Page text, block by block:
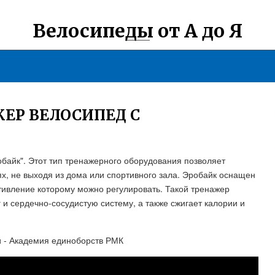
Велосипеды от А до Я
ВЕЛОСИПЕД С
Этот тип тренажерного оборудования позволяет
не выходя из дома или спортивного зала. Эробайк оснащен
которому можно регулировать. Такой тренажер
сердечно-сосудистую систему, а также сжигает калории и
- Академия единоборств РМК